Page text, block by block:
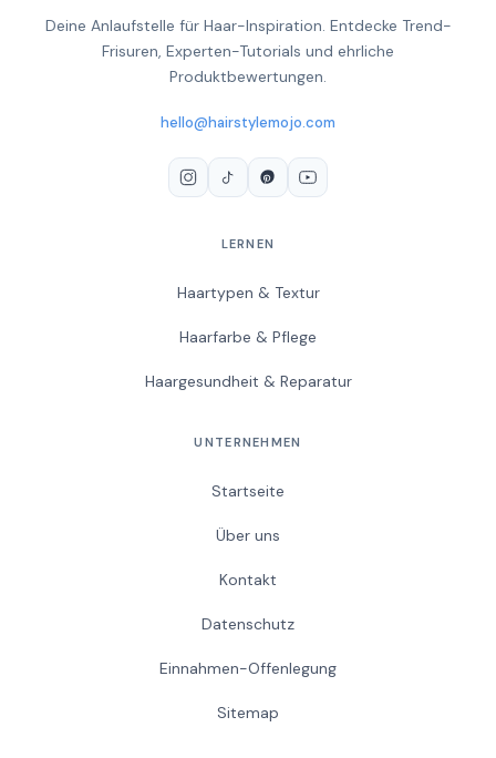
Deine Anlaufstelle für Haar-Inspiration. Entdecke Trend-
Frisuren, Experten-Tutorials und ehrliche
Produktbewertungen.
hello@hairstylemojo.com
LERNEN
Haartypen & Textur
Haarfarbe & Pflege
Haargesundheit & Reparatur
UNTERNEHMEN
Startseite
Über uns
Kontakt
Datenschutz
Einnahmen-Offenlegung
Sitemap